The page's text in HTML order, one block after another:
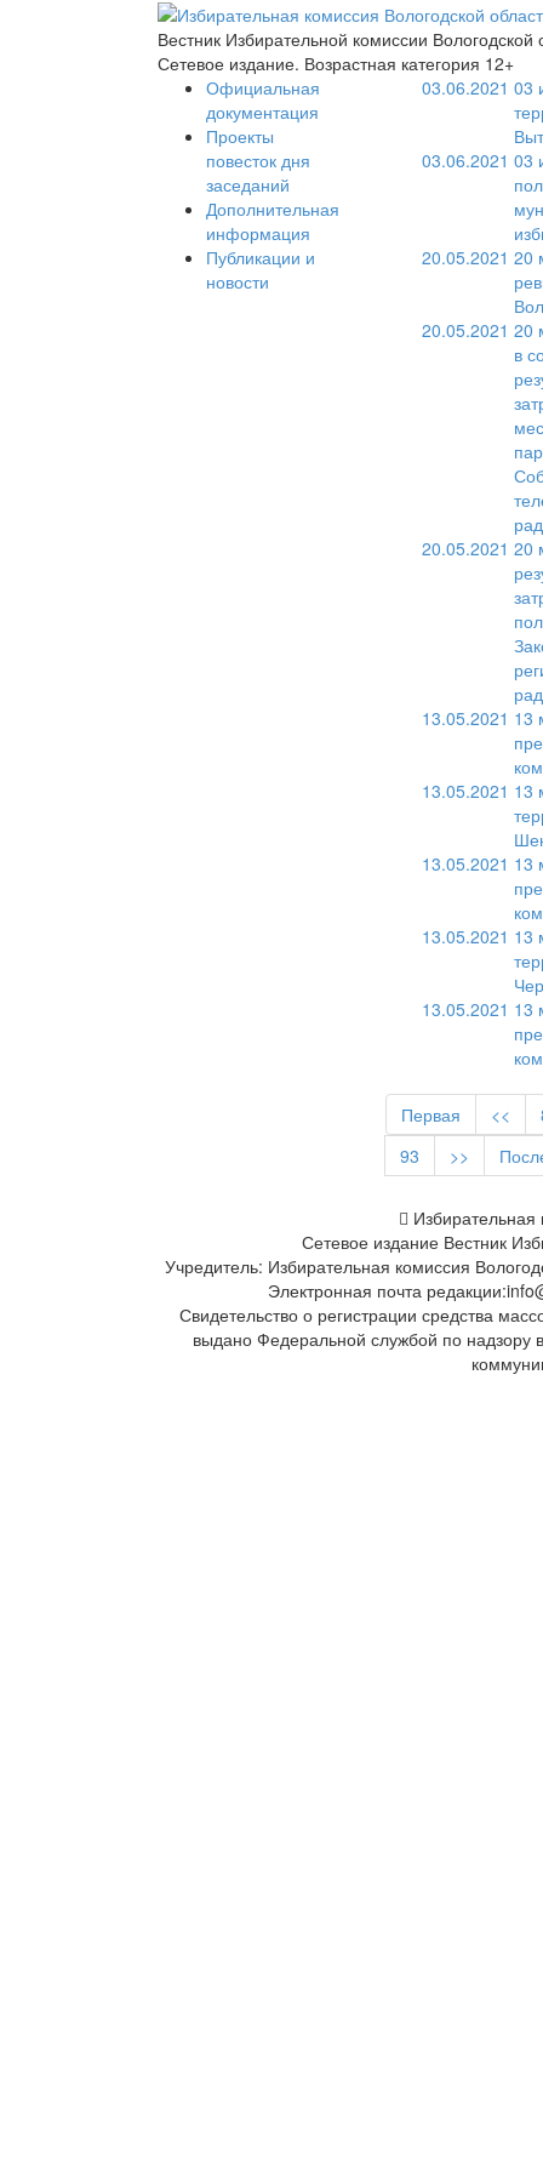
Вестник Избирательной комиссии Вологодской
Сетевое издание. Возрастная категория 12+
Официальная
документация
Проекты
повесток дня
заседаний
Дополнительная
информация
Публикации и
новости
03.06.2021 03
03.06.2021 03
20.05.2021 20
20.05.2021 20
в
20.05.2021 20
13.05.2021 13
13.05.2021 13
13.05.2021 13
13.05.2021 13
13.05.2021 13
Первая <<
93
>>
Избирательная
Сетевое издание Вестник
Учредитель: Избирательная комиссия
Электронная почта
Свидетельство о регистрации средства
выдано Федеральной службой по